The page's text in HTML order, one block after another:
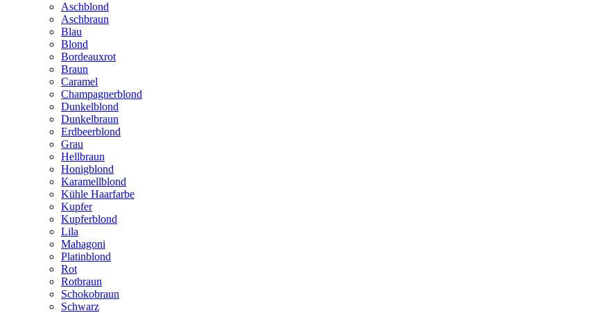
Aschblond
Aschbraun
Blau
Blond
Bordeauxrot
Braun
Caramel
Champagnerblond
Dunkelblond
Dunkelbraun
Erdbeerblond
Grau
Hellbraun
Honigblond
Karamellblond
Kühle Haarfarbe
Kupfer
Kupferblond
Lila
Mahagoni
Platinblond
Rot
Rotbraun
Schokobraun
Schwarz